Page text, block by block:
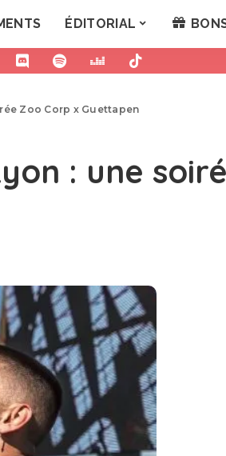
ÉDITORIAL
Zoo Corp x Guettapen
: une